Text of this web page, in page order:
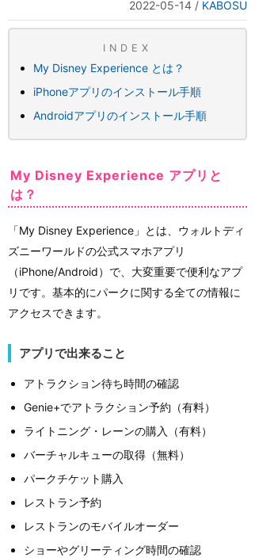
2022-05-14 / KABOSU
INDEX
My Disney Experience とは？
iPhoneアプリのインストール手順
Androidアプリのインストール手順
My Disney Experience アプリと
は？
「My Disney Experience」とは、ウォルトディ
ズニーワールドの公式スマホアプリ
（iPhone/Android）で、大変重要で便利なアプ
リです。基本的にパークに関する全ての情報に
アクセスできます。
アプリで出来ること
アトラクション待ち時間の確認
Genie+でアトラクション予約（有料）
ライトニング・レーンの購入（有料）
バーチャルキューの取得（無料）
パークチケット購入
レストラン予約
レストランのモバイルオーダー
ショーやグリーティング時間の確認